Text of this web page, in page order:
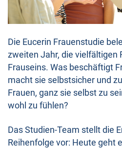
Die Eucerin Frauenstudie
zweiten Jahr, die vielfältigen
Frauseins. Was beschäftigt
macht sie selbstsicher und
Frauen, ganz sie selbst zu
wohl zu fühlen?
Das Studien-Team stellt die
Reihenfolge vor: Heute geht